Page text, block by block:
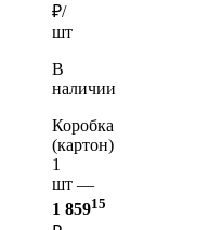
₽/
шт
В
наличии
Коробка
(картон)
1
шт —
1 85915